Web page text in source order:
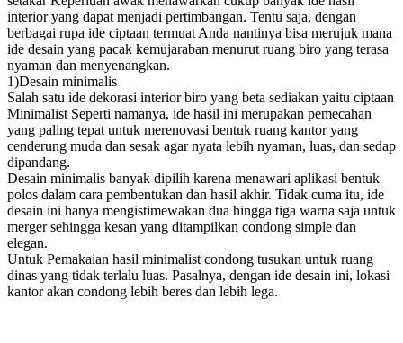
interior yang dapat menjadi pertimbangan. Tentu saja, dengan
berbagai rupa ide ciptaan termuat Anda nantinya bisa merujuk mana
ide desain yang pacak kemujaraban menurut ruang biro yang terasa
nyaman dan menyenangkan.
1)Desain minimalis
Salah satu ide dekorasi interior biro yang beta sediakan yaitu ciptaan
Minimalist Seperti namanya, ide hasil ini merupakan pemecahan
yang paling tepat untuk merenovasi bentuk ruang kantor yang
cenderung muda dan sesak agar nyata lebih nyaman, luas, dan sedap
dipandang.
Desain minimalis banyak dipilih karena menawari aplikasi bentuk
polos dalam cara pembentukan dan hasil akhir. Tidak cuma itu, ide
desain ini hanya mengistimewakan dua hingga tiga warna saja untuk
merger sehingga kesan yang ditampilkan condong simple dan
elegan.
Untuk Pemakaian hasil minimalist condong tusukan untuk ruang
dinas yang tidak terlalu luas. Pasalnya, dengan ide desain ini, lokasi
kantor akan condong lebih beres dan lebih lega.